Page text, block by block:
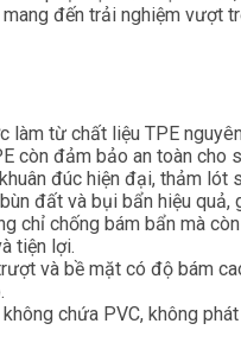
đến trải nghiệm vượt
làm từ chất liệu TPE
còn đảm bảo an toàn
đúc hiện đại, thảm lót
đất và bụi bẩn hiệu
chỉ chống bám bẩn mà
tiện lợi.
và bề mặt có độ bám
chứa PVC, không